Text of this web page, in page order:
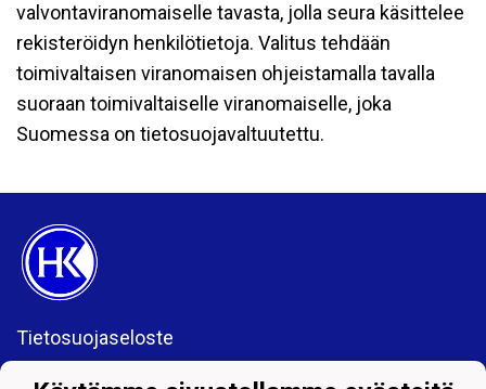
valvontaviranomaiselle tavasta, jolla seura käsittelee
rekisteröidyn henkilötietoja. Valitus tehdään
toimivaltaisen viranomaisen ohjeistamalla tavalla
suoraan toimivaltaiselle viranomaiselle, joka
Suomessa on tietosuojavaltuutettu.
Tietosuojaseloste